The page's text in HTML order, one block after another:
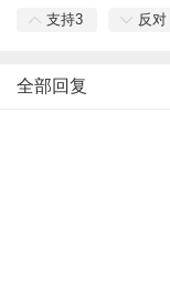
支持3 反对
全部回复